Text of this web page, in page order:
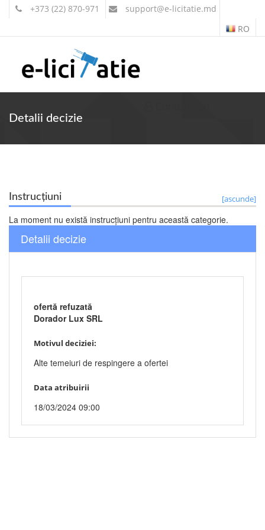
+373 (22) 870-971 support@e-licitatie.md
RO
Detalii decizie
Instrucțiuni [ascunde]
La moment nu există instrucțiuni pentru această categorie.
Detalii decizie
ofertă refuzată
Dorador Lux SRL
Motivul deciziei:
Alte temeiuri de respingere a ofertei
Data atribuirii
18/03/2024 09:00